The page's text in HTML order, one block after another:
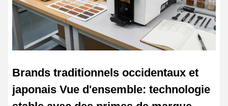
Brands traditionnels occidentaux et
japonais Vue d'ensemble: technologie